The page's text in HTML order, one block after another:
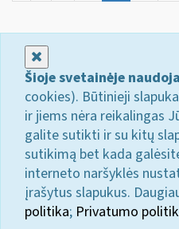
Šioje svetainėje
cookies). Būtinieji
ir jiems nėra reikalingas
galite sutikti ir su kitų
sutikimą bet kada
interneto naršyklės
įrašytus slapukus.
politika; Privatumo